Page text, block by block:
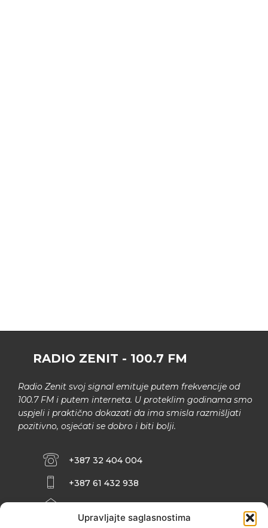
Upravljajte saglasnostima
RADIO ZENIT - 100.7 FM
Radio Zenit svoj signal emituje putem frekvencije od
100.7 FM i putem interneta. U proteklim godinama smo
uspjeli i praktično dokazati da ima smisla razmišljati
pozitivno, osjećati se dobro i biti bolji.
+387 32 404 004
+387 61 432 938
INFO@ZENIT.BA